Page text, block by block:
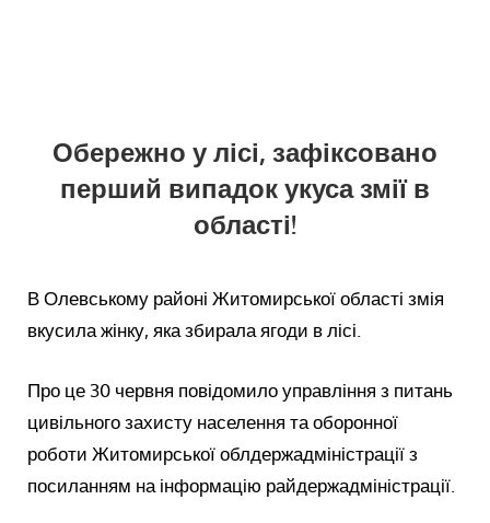
Обережно у лісі, зафіксовано
перший випадок укуса змії в
області!
В Олевському районі Житомирської області змія
вкусила жінку, яка збирала ягоди в лісі.
Про це 30 червня повідомило управління з питань
цивільного захисту населення та оборонної
роботи Житомирської облдержадміністрації з
посиланням на інформацію райдержадміністрації.